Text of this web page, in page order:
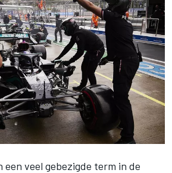
een veel gebezigde term in de